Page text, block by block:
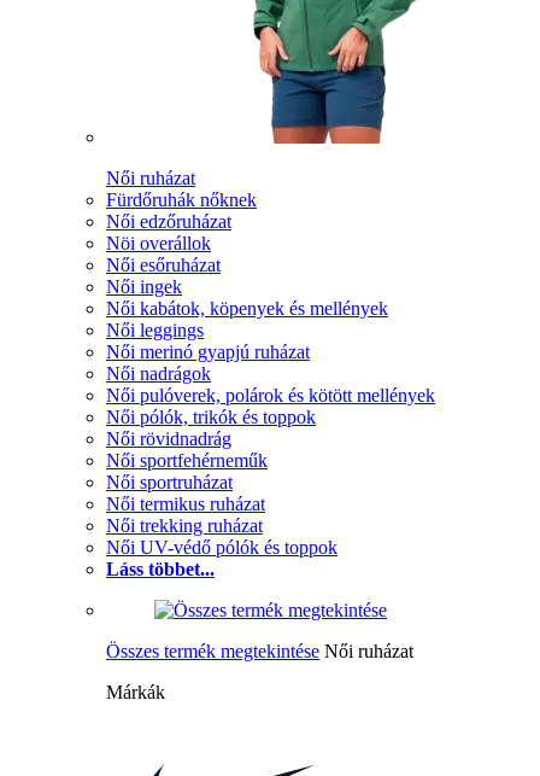
Női ruházat
Fürdőruhák nőknek
Női edzőruházat
Nöi overállok
Női esőruházat
Női ingek
Női kabátok, köpenyek és mellények
Női leggings
Női merinó gyapjú ruházat
Női nadrágok
Női pulóverek, polárok és kötött mellények
Női pólók, trikók és toppok
Női rövidnadrág
Női sportfehérneműk
Női sportruházat
Női termikus ruházat
Női trekking ruházat
Női UV-védő pólók és toppok
Láss többet...
Összes termék megtekintése Női ruházat
Márkák